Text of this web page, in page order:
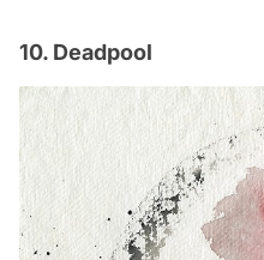
10. Deadpool